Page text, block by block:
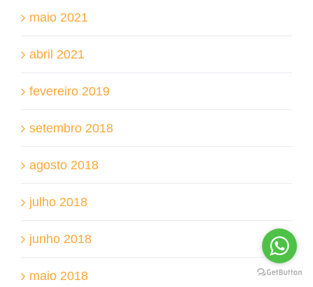
maio 2021
abril 2021
fevereiro 2019
setembro 2018
agosto 2018
julho 2018
junho 2018
maio 2018